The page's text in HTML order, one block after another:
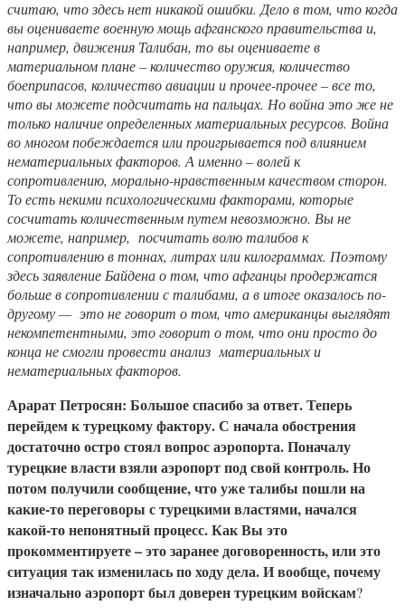
считаю, что здесь нет никакой ошибки. Дело в том, что когда
вы оцениваете военную мощь афганского правительства и,
например, движения Талибан, то вы оцениваете в
материальном плане – количество оружия, количество
боеприпасов, количество авиации и прочее-прочее – все то,
что вы можете подсчитать на пальцах. Но война это же не
только наличие определенных материальных ресурсов. Война
во многом побеждается или проигрывается под влиянием
нематериальных факторов. А именно – волей к
сопротивлению, морально-нравственным качеством сторон.
То есть некими психологическими факторами, которые
сосчитать количественным путем невозможно. Вы не
можете, например, посчитать волю талибов к
сопротивлению в тоннах, литрах или килограммах. Поэтому
здесь заявление Байдена о том, что афганцы продержатся
больше в сопротивлении с талибами, а в итоге оказалось по-
другому — это не говорит о том, что американцы выглядят
некомпетентными, это говорит о том, что они просто до
конца не смогли провести анализ материальных и
нематериальных факторов.
Арарат Петросян: Большое спасибо за ответ. Теперь
перейдем к турецкому фактору. С начала обострения
достаточно остро стоял вопрос аэропорта. Поначалу
турецкие власти взяли аэропорт под свой контроль. Но
потом получили сообщение, что уже талибы пошли на
какие-то переговоры с турецкими властями, начался
какой-то непонятный процесс. Как Вы это
прокомментируете – это заранее договоренность, или это
ситуация так изменилась по ходу дела. И вообще, почему
изначально аэропорт был доверен турецким войскам?